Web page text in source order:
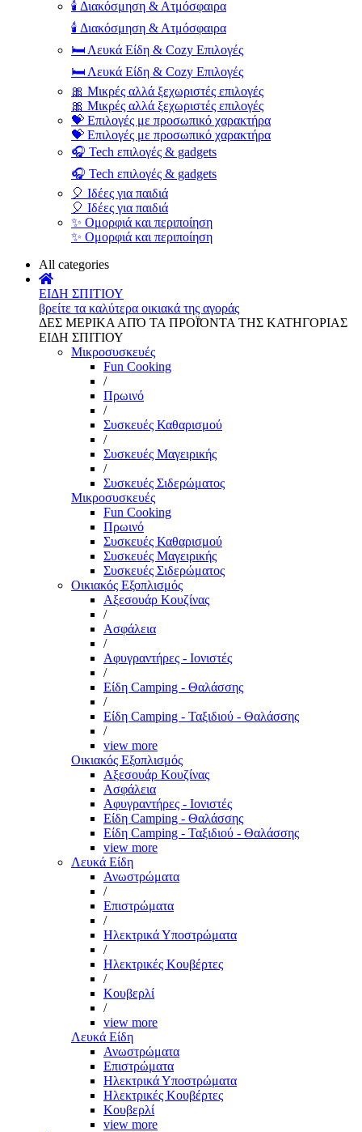
🕯️ Διακόσμηση & Ατμόσφαιρα
🕯️ Διακόσμηση & Ατμόσφαιρα
🛏️ Λευκά Είδη & Cozy Επιλογές
🛏️ Λευκά Είδη & Cozy Επιλογές
🎀 Μικρές αλλά ξεχωριστές επιλογές
🎀 Μικρές αλλά ξεχωριστές επιλογές
💝 Επιλογές με προσωπικό χαρακτήρα
💝 Επιλογές με προσωπικό χαρακτήρα
🎧 Tech επιλογές & gadgets
🎧 Tech επιλογές & gadgets
🎈 Ιδέες για παιδιά
🎈 Ιδέες για παιδιά
✨ Ομορφιά και περιποίηση
✨ Ομορφιά και περιποίηση
All categories
ΕΙΔΗ ΣΠΙΤΙΟΥ
βρείτε τα καλύτερα οικιακά της αγοράς
ΔΕΣ ΜΕΡΙΚΑ ΑΠΌ ΤΑ ΠΡΟΪΌΝΤΑ ΤΗΣ ΚΑΤΗΓΟΡΙΑΣ
ΕΙΔΗ ΣΠΙΤΙΟΥ
Μικροσυσκευές
Fun Cooking
/
Πρωινό
/
Συσκευές Καθαρισμού
/
Συσκευές Μαγειρικής
/
Συσκευές Σιδερώματος
Μικροσυσκευές
Fun Cooking
Πρωινό
Συσκευές Καθαρισμού
Συσκευές Μαγειρικής
Συσκευές Σιδερώματος
Οικιακός Εξοπλισμός
Αξεσουάρ Κουζίνας
/
Ασφάλεια
/
Αφυγραντήρες - Ιονιστές
/
Είδη Camping - Θαλάσσης
/
Είδη Camping - Ταξιδιού - Θαλάσσης
/
view more
Οικιακός Εξοπλισμός
Αξεσουάρ Κουζίνας
Ασφάλεια
Αφυγραντήρες - Ιονιστές
Είδη Camping - Θαλάσσης
Είδη Camping - Ταξιδιού - Θαλάσσης
view more
Λευκά Είδη
Ανωστρώματα
/
Επιστρώματα
/
Ηλεκτρικά Υποστρώματα
/
Ηλεκτρικές Κουβέρτες
/
Κουβερλί
/
view more
Λευκά Είδη
Ανωστρώματα
Επιστρώματα
Ηλεκτρικά Υποστρώματα
Ηλεκτρικές Κουβέρτες
Κουβερλί
view more